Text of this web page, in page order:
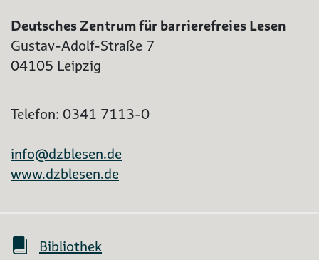
Deutsches Zentrum für barrierefreies Lesen
Gustav-Adolf-Straße 7
04105 Leipzig
Telefon: 0341 7113-0
info@dzblesen.de
www.dzblesen.de
Bibliothek